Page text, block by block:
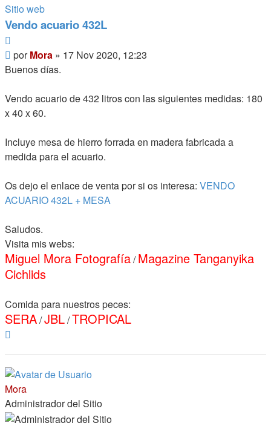
Mora
Sitio web
Vendo acuario 432L
Mensaje
porMora » 17 Nov 2020, 12:23
Buenos días.
Vendo acuario de 432 litros con las siguientes medidas: 180
x 40 x 60.
Incluye mesa de hierro forrada en madera fabricada a
medida para el acuario.
Os dejo el enlace de venta por si os interesa: VENDO
ACUARIO 432L + MESA
Saludos.
Visita mis webs:
Miguel Mora Fotografía/Magazine Tanganyika
Cichlids
Comida para nuestros peces:
SERA/JBL/TROPICAL
Mora
Administrador del Sitio